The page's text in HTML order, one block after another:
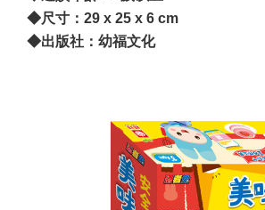
◆尺寸：29 x 25 x 6 cm
◆出版社：幼福文化